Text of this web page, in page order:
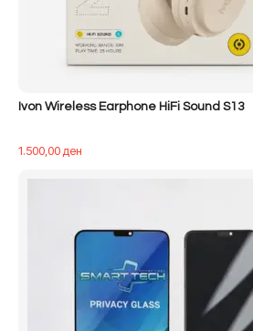
Ivon Wireless Earphone HiFi Sound S13
1.500,00ден